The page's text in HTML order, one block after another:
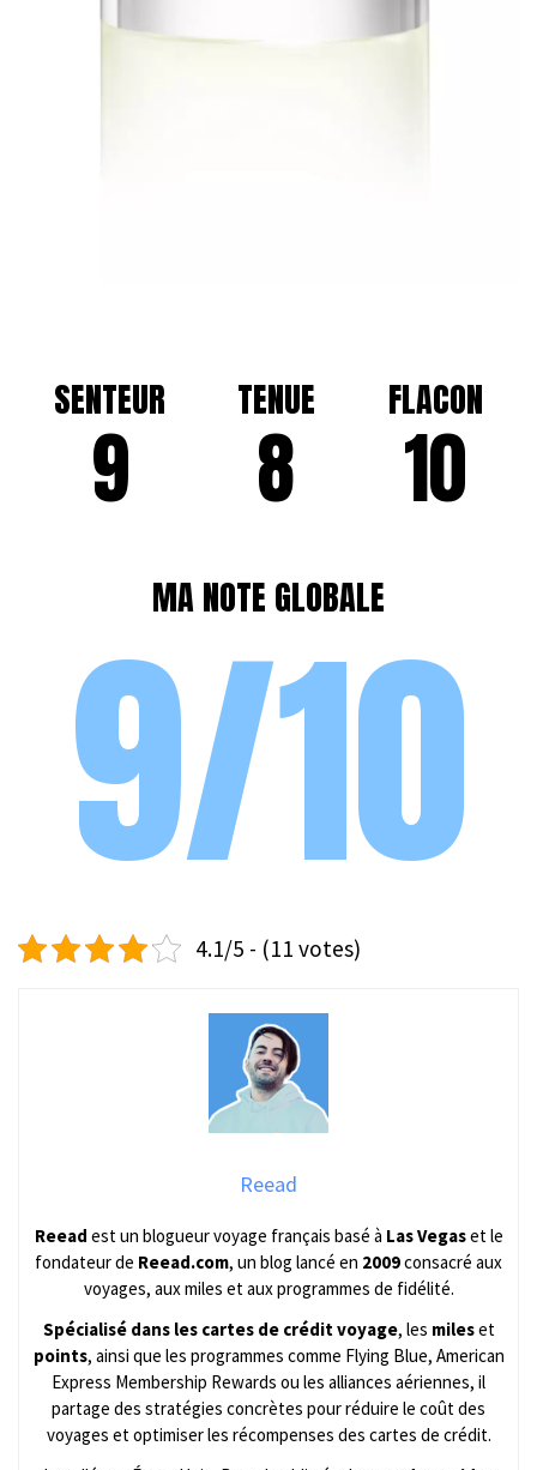
SENTEUR
9
TENUE
8
FLACON
10
MA NOTE GLOBALE
9/10
4.1/5 - (11 votes)
Reead
Reead est un blogueur voyage français basé à Las Vegaset le
fondateur de Reead.com, un blog lancé en 2009consacré aux
voyages, aux miles et aux programmes de fidélité.
Spécialisé dans les cartes de crédit voyage, les mileset
points, ainsi que les programmes comme Flying Blue, American
Express Membership Rewards ou les alliances aériennes, il
partage des stratégies concrètes pour réduire le coût des
voyages et optimiser les récompenses des cartes de crédit.